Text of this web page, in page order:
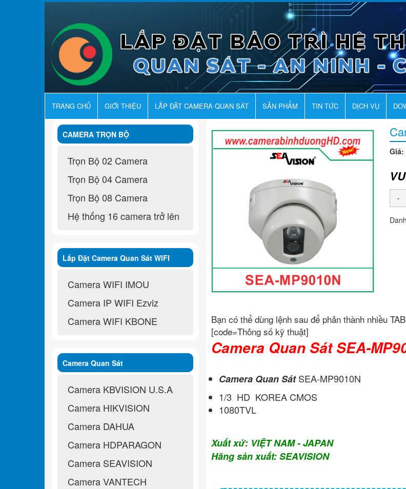
TRANG CHỦ GIỚI THIỆU LẮP ĐẶT CAMERA QUAN SÁT SẢN PHẨM TIN TỨC DỊCH VỤ
Giá:
Bạn có thể dùng lệnh sau để phân thành nhiều TAB
[code=Thông số kỹ thuật]
Camera Quan Sát SEA-
Camera Quan SátSEA-MP9010N
1/3 HD KOREA CMOS
1080TVL
Xuất xứ: VIỆT NAM - JAPAN
Hãng sản xuất: SEAVISION
CAMERA TRỌN BỘ
Trọn Bộ 02 Camera
Trọn Bộ 04 Camera
Trọn Bộ 08 Camera
Hệ thống 16 camera trở lên
Lắp Đặt Camera Quan Sát WIFI
Không Dây
Camera WIFI IMOU
Camera IP WIFI Ezviz
Camera WIFI KBONE
Camera Quan Sát
Camera KBVISION U.S.A
Camera HIKVISION
Camera DAHUA
Camera HDPARAGON
Camera SEAVISION
Camera VANTECH